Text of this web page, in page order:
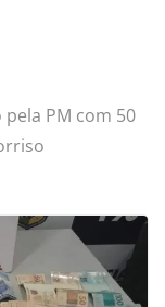
PM com 50